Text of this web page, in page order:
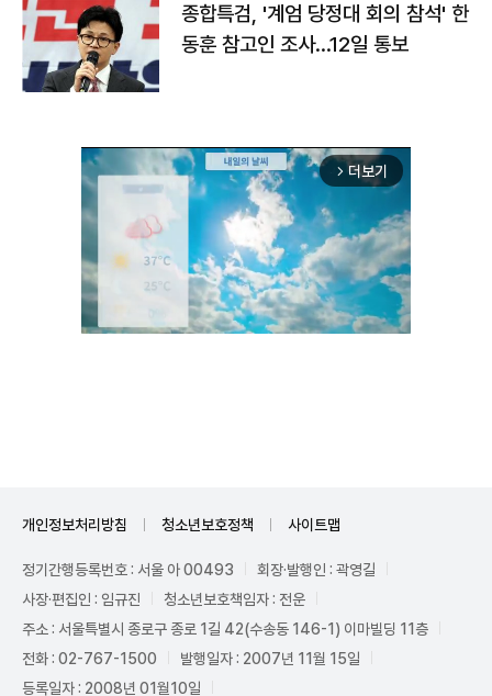
종합특검, '계엄 당정대 회의 참석' 한
동훈 참고인 조사...12일 통보
arrow_forward_ios 더보기
개인정보처리방침 청소년보호정책 사이트맵
정기간행등록번호 : 서울 아 00493
회장·발행인 : 곽영길
사장·편집인 : 임규진
청소년보호책임자 : 전운
주소 : 서울특별시 종로구 종로 1길 42(수송동 146-1) 이마빌딩 11층
전화 : 02-767-1500
발행일자 : 2007년 11월 15일
등록일자 : 2008년 01월10일